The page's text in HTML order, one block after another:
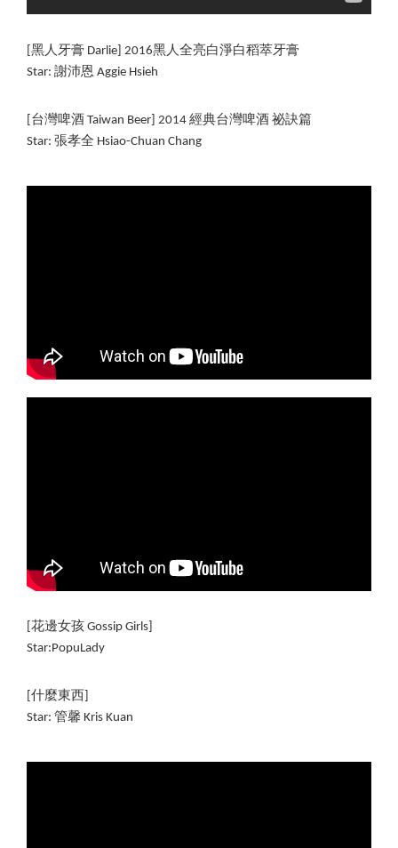
[黑人牙膏 Darlie] 2016黑人全亮白淨白稻萃牙膏
Star: 謝沛恩 Aggie Hsieh
[台灣啤酒 Taiwan Beer] 2014 經典台灣啤酒 祕訣篇
Star: 張孝全 Hsiao-Chuan Chang
[花邊女孩 Gossip Girls]
Star:PopuLady
[什麼東西]
Star: 管馨 Kris Kuan